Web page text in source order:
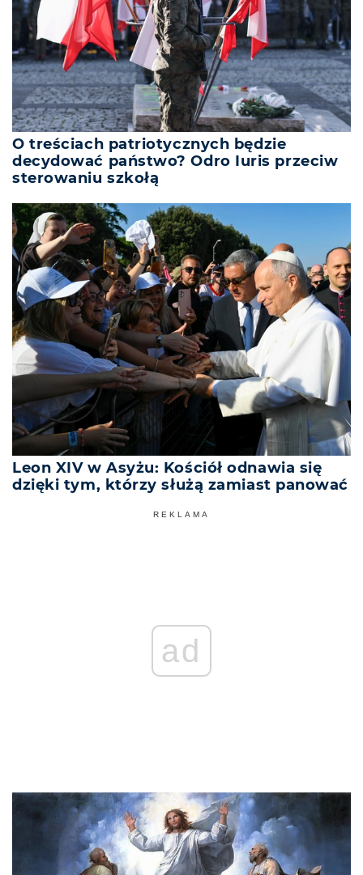
O treściach patriotycznych będzie
decydować państwo? Odro Iuris przeciw
sterowaniu szkołą
Leon XIV w Asyżu: Kościół odnawia się
dzięki tym, którzy służą zamiast panować
REKLAMA
ad